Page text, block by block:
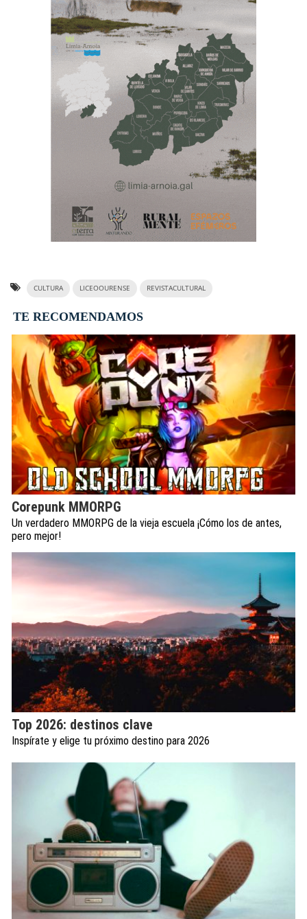
CULTURA LICEOOURENSE REVISTACULTURAL
TE RECOMENDAMOS
Corepunk MMORPG
Un verdadero MMORPG de la vieja escuela ¡Cómo los de antes,
pero mejor!
Top 2026: destinos clave
Inspírate y elige tu próximo destino para 2026